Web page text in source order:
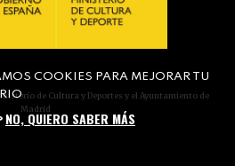
de Cultura y Deportes y el Ayuntamiento de
Madrid
COOKIES PARA MEJORAR TU
NO, QUIERO SABER MÁS